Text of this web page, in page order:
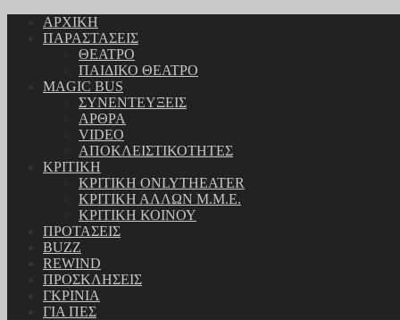
ΑΡΧΙΚΗ
ΠΑΡΑΣΤΑΣΕΙΣ
ΘΕΑΤΡΟ
ΠΑΙΔΙΚΟ ΘΕΑΤΡΟ
MAGIC BUS
ΣΥΝΕΝΤΕΥΞΕΙΣ
ΑΡΘΡΑ
VIDEO
ΑΠΟΚΛΕΙΣΤΙΚΟΤΗΤΕΣ
ΚΡΙΤΙΚΗ
ΚΡΙΤΙΚΗ ONLYTHEATER
ΚΡΙΤΙΚΗ ΑΛΛΩΝ Μ.Μ.Ε.
ΚΡΙΤΙΚΗ ΚΟΙΝΟΥ
ΠΡΟΤΑΣΕΙΣ
BUZZ
REWIND
ΠΡΟΣΚΛΗΣΕΙΣ
ΓΚΡΙΝΙΑ
ΓΙΑ ΠΕΣ